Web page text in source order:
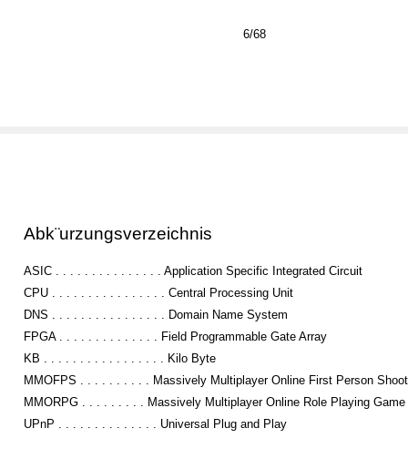
6/68
Abk¨urzungsverzeichnis
ASIC . . . . . . . . . . . . . . . Application Specific Integrated Circuit
CPU . . . . . . . . . . . . . . . . Central Processing Unit
DNS . . . . . . . . . . . . . . . . Domain Name System
FPGA . . . . . . . . . . . . . . Field Programmable Gate Array
KB . . . . . . . . . . . . . . . . . Kilo Byte
MMOFPS . . . . . . . . . . Massively Multiplayer Online First Person
MMORPG . . . . . . . . . Massively Multiplayer Online Role Playing Game
UPnP . . . . . . . . . . . . . . Universal Plug and Play